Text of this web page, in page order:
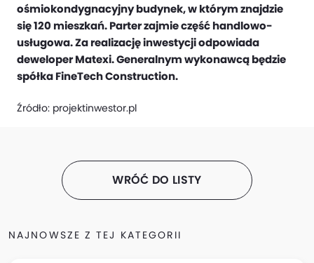
ośmiokondygnacyjny budynek, w którym znajdzie
się 120 mieszkań. Parter zajmie część handlowo-
usługowa. Za realizację inwestycji odpowiada
deweloper Matexi. Generalnym wykonawcą będzie
spółka FineTech Construction.
Źródło: projektinwestor.pl
WRÓĆ DO LISTY
NAJNOWSZE Z TEJ KATEGORII